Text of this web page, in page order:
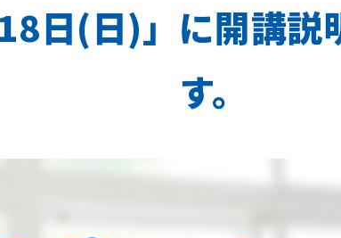
日(日)」に開講説
す。